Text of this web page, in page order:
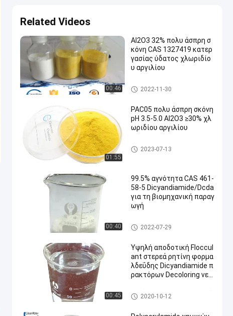
Related Videos
00:46
Al2O3 32% πολυ άσπρη σ
κόνη CAS 1327419 κατερ
γασίας ύδατος χλωριδίο
υ αργιλίου
πολυ χλωριούχου αλουμινίο
υ
2022-11-30
01:55
PAC05 πολυ άσπρη σκόνη
pH 3.5-5.0 Al2O3 ≥30% χλ
ωριδίου αργιλίου
πολυ χλωριούχου αλουμινίο
υ
2023-07-13
00:40
99.5% αγνότητα CAS 461-
58-5 Dicyandiamide/Dcda
για τη βιομηχανική παραγ
ωγή
Dicyandiamide DCDA
2022-07-29
00:45
Υψηλή αποδοτική Floccul
ant στερεά ρητίνη φορμα
λδεΰδης Dicyandiamide π
ρακτόρων Decoloring νερ
Πράκτορας Decoloring νερού
2020-10-12